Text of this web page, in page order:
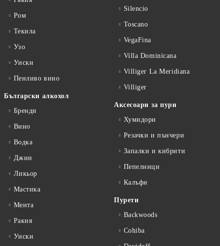
Ром
Текила
Узо
Уиски
Пенливо вино
Български алкохол
Бренди
Вино
Водка
Джин
Ликьор
Мастика
Мента
Ракия
Уиски
Silencio
Toscano
VegaFina
Villa Dominicana
Villiger La Meridiana
Villiger
Аксесоари за пури
Хумидори
Резачки и пънчери
Запалки и кибрити
Пепелници
Калъфи
Пурети
Backwoods
Cohiba